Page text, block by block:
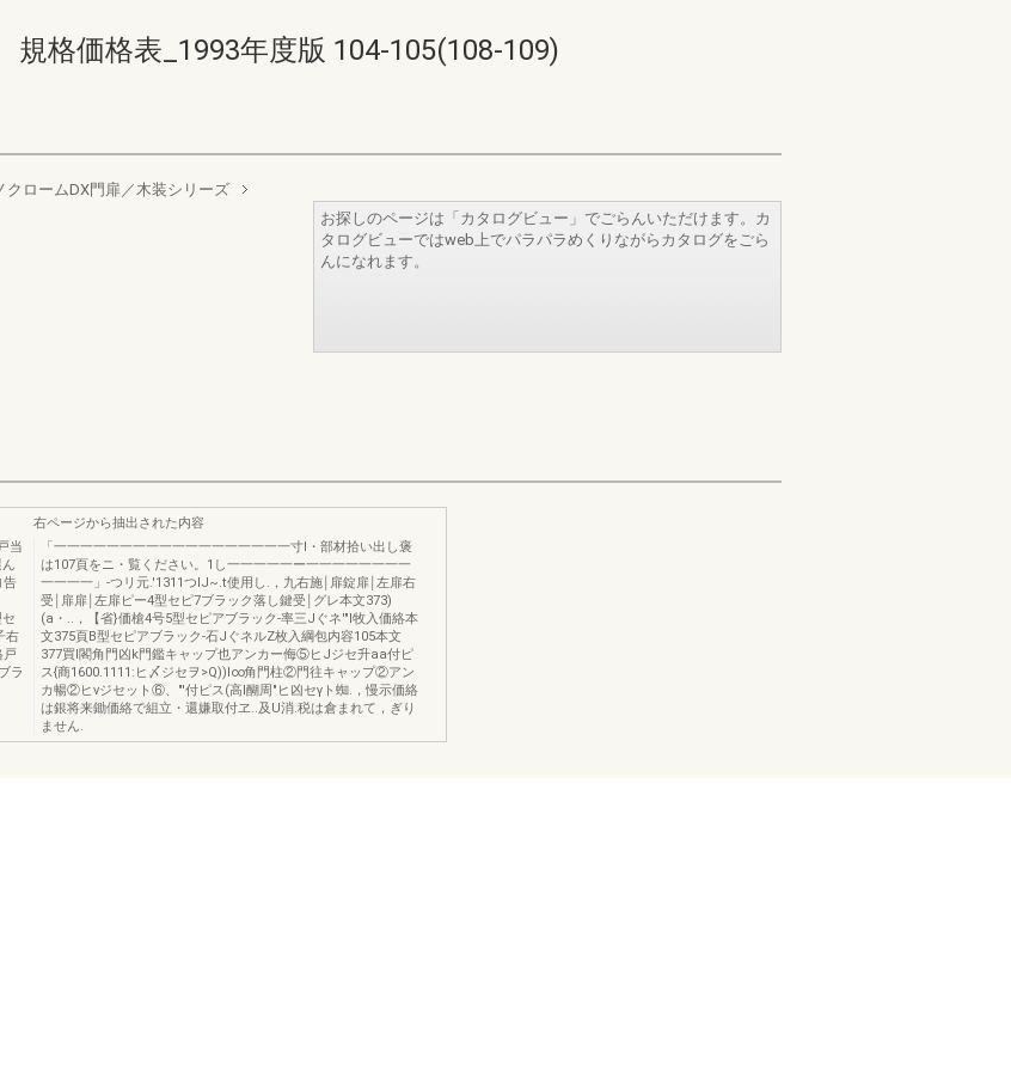
格価格表_1993年度版 104-105(108-109)
ロームDX門扉／木装シリーズ
お探しのページは「カタログビュー」でごらんいただけます。カ
タログビューではweb上でパラパラめくりながらカタログをごら
んになれます。
当
告
右
戸
ラ
右ページから抽出された内容
「一一一一一一一一一一一一一一一一一一寸l・部材拾い出し褒
は107頁をニ・覧ください。1し一一一一一ー一一一一一一一一
一一一一」-つリ元.'1311つIJ~.t使用し.，九右施￨扉錠扉￨左扉右
受￨扉扉￨左扉ピー4型セピ7ブラック落し鍵受￨グレ本文373)
(a・..，【省}価槍4号5型セピアブラック-率三Jぐネ'"l牧入価絡本
文375頁B型セピアブラック-石JぐネルZ枚入綱包内容105本文
377買l閣角門凶k門鑑キャップ也アンカー侮⑤ヒJジセ升aa付ピ
ス{商1600.1111:ヒ〆ジセヲ>Q))l∞角門柱②門往キャップ②アン
カ暢②ヒνジセット⑥、"'付ピス(高l醐周"ヒ凶セγト蜘.，慢示価絡
は銀将来鋤価絡で組立・還嫌取付ヱ..及U消.税は倉まれて，ぎり
ません.